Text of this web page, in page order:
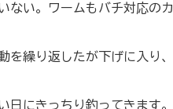
ない。ワームもバチ対応の
を繰り返したが下げに入り
日にきっちり釣ってきます。